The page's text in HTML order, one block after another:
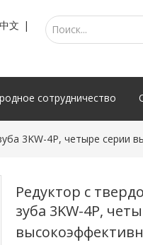
文 |
сотрудничество
3KW-4P, четыре серии
Редуктор с
зуба 3KW-4P,